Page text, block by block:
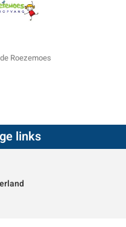
Roezemoes
links